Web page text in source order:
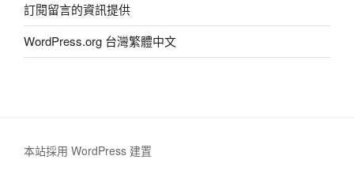
訂閱留言的資訊提供
WordPress.org 台灣繁體中文
本站採用 WordPress 建置